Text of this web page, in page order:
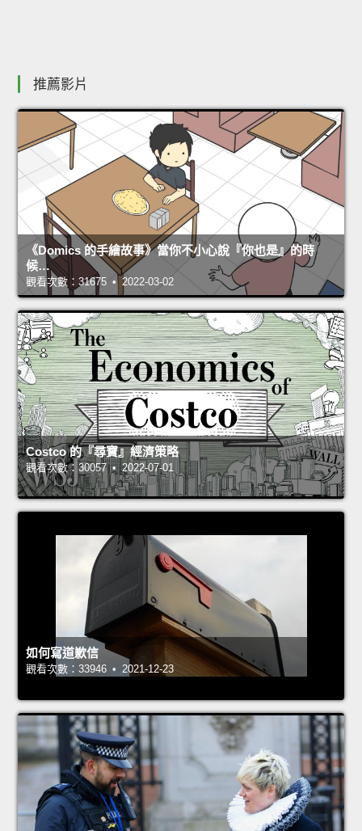
推薦影片
《Domics 的手繪故事》當你不小心說『你也是』的時
候…
觀看次數：31675 • 2022-03-02
Costco 的『尋寶』經濟策略
觀看次數：30057 • 2022-07-01
如何寫道歉信
觀看次數：33946 • 2021-12-23